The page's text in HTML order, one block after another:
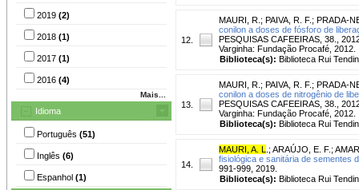
2019 (2)
2018 (1)
2017 (1)
2016 (4)
Mais...
Idioma
Português (51)
Inglês (6)
Espanhol (1)
12.
MAURI, R. ; PAIVA, R. F. ; PRADA-
conilon a doses de fósforo de
PESQUISAS CAFEEIRAS, 38.,
Varginha: Fundação Procafé, 2012.
Biblioteca(s): Biblioteca Rui
13.
MAURI, R. ; PAIVA, R. F. ; PRADA-
conilon a doses de nitrogênio de
PESQUISAS CAFEEIRAS, 38.,
Varginha: Fundação Procafé, 2012.
Biblioteca(s): Biblioteca Rui
14.
MAURI, A. L ; ARAÚJO, E. F. ;
fisiológica e sanitária de sementes
991-999, 2019.
Biblioteca(s): Biblioteca Rui